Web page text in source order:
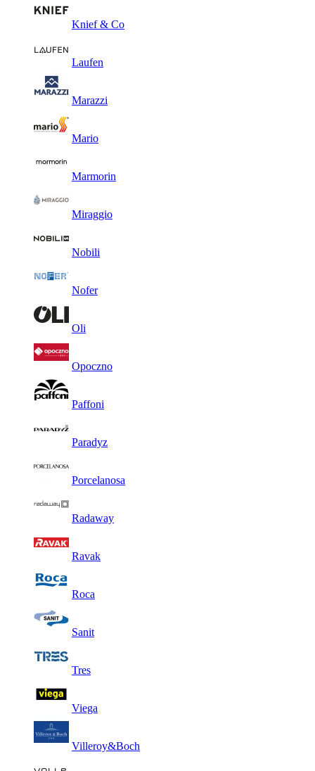
Knief & Co
Laufen
Marazzi
Mario
Marmorin
Miraggio
Nobili
Nofer
Oli
Opoczno
Paffoni
Paradyz
Porcelanosa
Radaway
Ravak
Roca
Sanit
Tres
Viega
Villeroy&Boch